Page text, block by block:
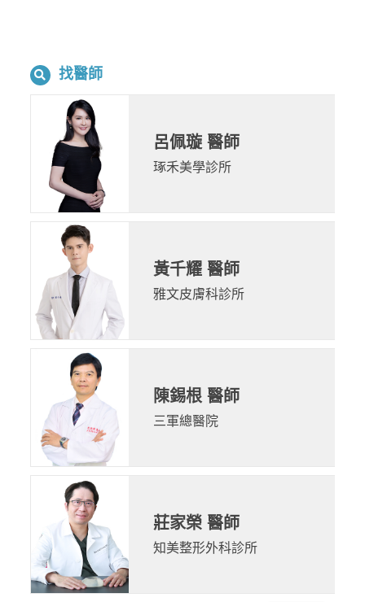
找醫師
呂佩璇 醫師
琢禾美學診所
黃千耀 醫師
雅文皮膚科診所
陳錫根 醫師
三軍總醫院
莊家榮 醫師
知美整形外科診所